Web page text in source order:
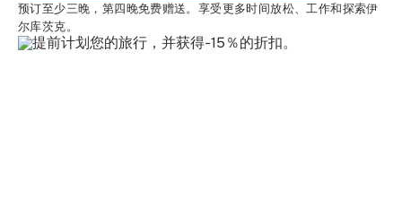
预订至少三晚，第四晚免费赠送。享受更多时间放松、工作和探索伊
尔库茨克。